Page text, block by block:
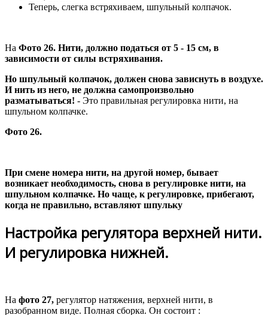
Теперь, слегка встряхиваем, шпульный колпачок.
На Фото 26. Нити, должно податься от 5 - 15 см, в
зависимости от силы встряхивания.
Но шпульный колпачок, должен снова зависнуть в воздухе.
И нить из него, не должна самопроизвольно
разматываться! - Это правильная регулировка нити, на
шпульном колпачке.
Фото 26.
При смене номера нити, на другой номер, бывает
возникает необходимость, снова в регулировке нити, на
шпульном колпачке. Но чаще, к регулировке, прибегают,
когда не правильно, вставляют шпульку
Настройка регулятора верхней нити.
И регулировка нижней.
На фото 27, регулятор натяжения, верхней нити, в
разобранном виде. Полная сборка. Он состоит :